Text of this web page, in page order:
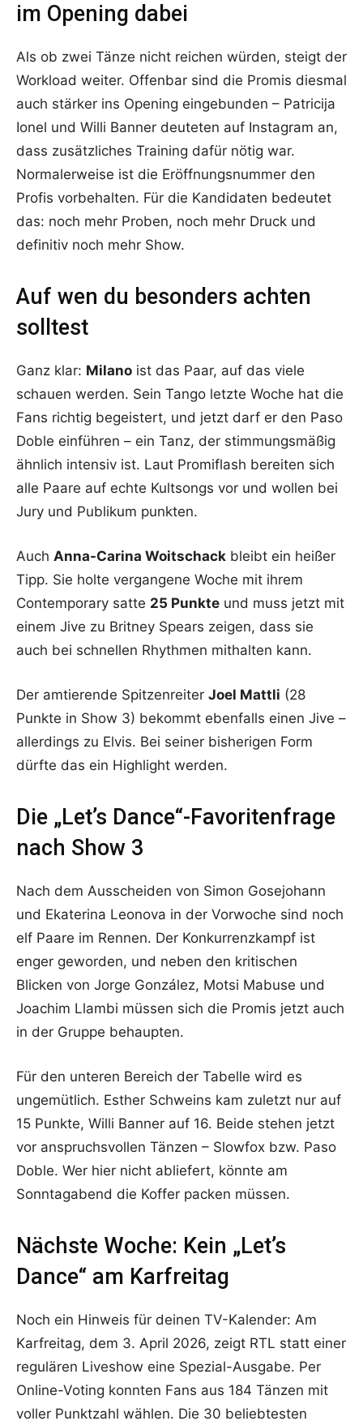
im Opening dabei
Als ob zwei Tänze nicht reichen würden, steigt der
Workload weiter. Offenbar sind die Promis diesmal
auch stärker ins Opening eingebunden – Patricija
Ionel und Willi Banner deuteten auf Instagram an,
dass zusätzliches Training dafür nötig war.
Normalerweise ist die Eröffnungsnummer den
Profis vorbehalten. Für die Kandidaten bedeutet
das: noch mehr Proben, noch mehr Druck und
definitiv noch mehr Show.
Auf wen du besonders achten
solltest
Ganz klar: Milano ist das Paar, auf das viele
schauen werden. Sein Tango letzte Woche hat die
Fans richtig begeistert, und jetzt darf er den Paso
Doble einführen – ein Tanz, der stimmungsmäßig
ähnlich intensiv ist. Laut Promiflash bereiten sich
alle Paare auf echte Kultsongs vor und wollen bei
Jury und Publikum punkten.
Auch Anna-Carina Woitschack bleibt ein heißer
Tipp. Sie holte vergangene Woche mit ihrem
Contemporary satte 25 Punkte und muss jetzt mit
einem Jive zu Britney Spears zeigen, dass sie
auch bei schnellen Rhythmen mithalten kann.
Der amtierende Spitzenreiter Joel Mattli (28
Punkte in Show 3) bekommt ebenfalls einen Jive –
allerdings zu Elvis. Bei seiner bisherigen Form
dürfte das ein Highlight werden.
Die „Let’s Dance“-Favoritenfrage
nach Show 3
Nach dem Ausscheiden von Simon Gosejohann
und Ekaterina Leonova in der Vorwoche sind noch
elf Paare im Rennen. Der Konkurrenzkampf ist
enger geworden, und neben den kritischen
Blicken von Jorge González, Motsi Mabuse und
Joachim Llambi müssen sich die Promis jetzt auch
in der Gruppe behaupten.
Für den unteren Bereich der Tabelle wird es
ungemütlich. Esther Schweins kam zuletzt nur auf
15 Punkte, Willi Banner auf 16. Beide stehen jetzt
vor anspruchsvollen Tänzen – Slowfox bzw. Paso
Doble. Wer hier nicht abliefert, könnte am
Sonntagabend die Koffer packen müssen.
Nächste Woche: Kein „Let’s
Dance“ am Karfreitag
Noch ein Hinweis für deinen TV-Kalender: Am
Karfreitag, dem 3. April 2026, zeigt RTL statt einer
regulären Liveshow eine Spezial-Ausgabe. Per
Online-Voting konnten Fans aus 184 Tänzen mit
voller Punktzahl wählen. Die 30 beliebtesten